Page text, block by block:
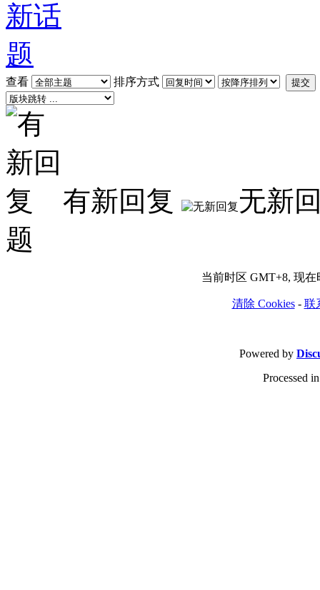
查看 排序方式 提交
有新回复
无新
题
当前时区 GMT+8, 现在
清除 Cookies- 联
Powered by
Processed